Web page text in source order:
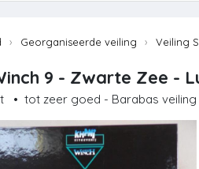
Georganiseerde veiling Veiling
9 - Zwarte Zee -
• tot zeer goed - Barabas veiling